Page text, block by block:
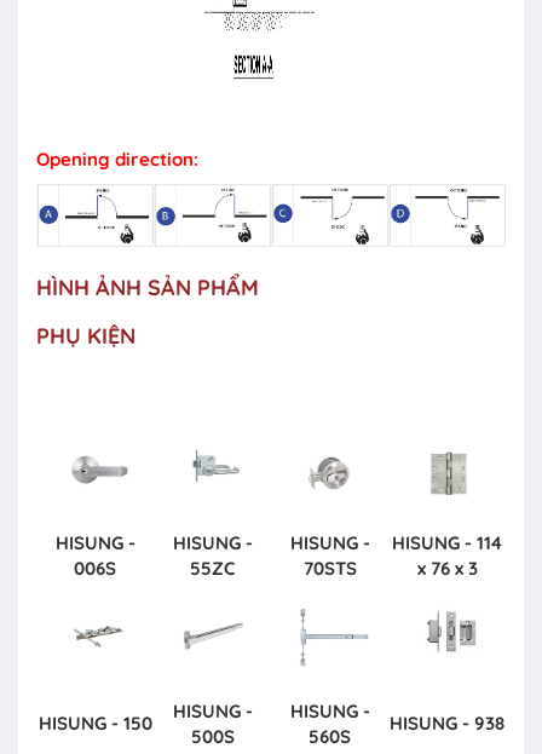
Opening direction:
HÌNH ẢNH SẢN PHẨM
PHỤ KIỆN
HISUNG -
006S
HISUNG -
55ZC
HISUNG -
70STS
HISUNG - 114
x 76 x 3
HISUNG - 150
HISUNG -
500S
HISUNG -
560S
HISUNG - 938